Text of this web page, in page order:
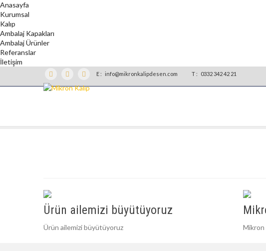
Anasayfa
Kurumsal
Kalıp
Ambalaj Kapakları
Ambalaj Ürünler
Referanslar
İletişim
E : info@mikronkalipdesen.com T : 0332 342 42 21
Ürün ailemizi büyütüyoruz
Ürün ailemizi büyütüyoruz Mikron